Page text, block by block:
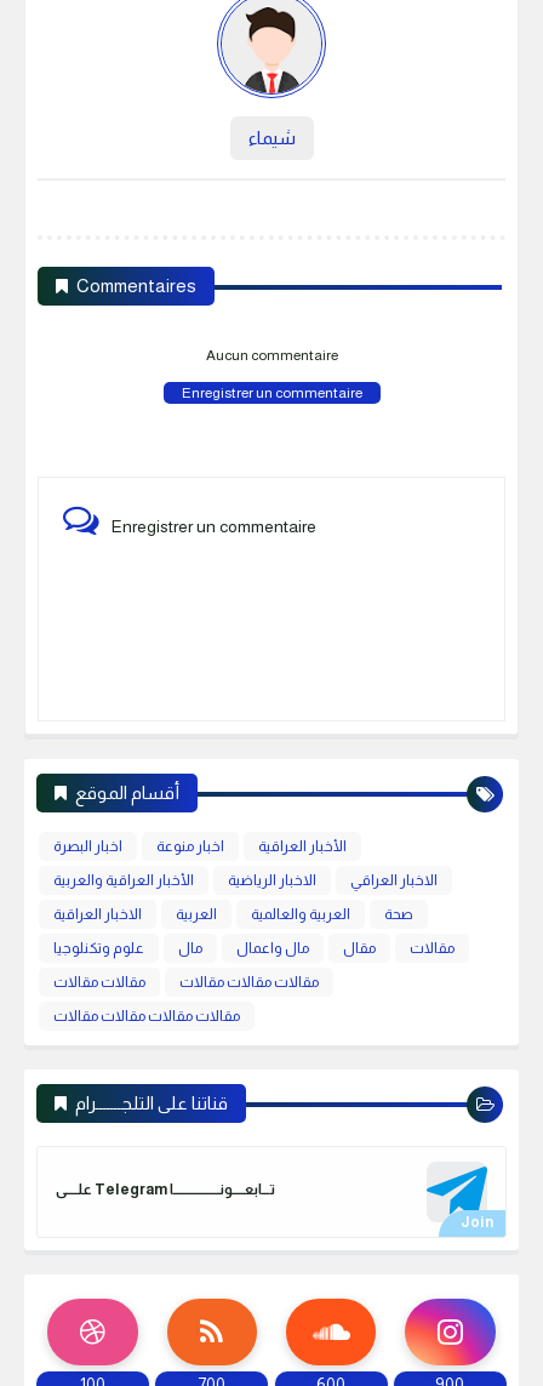
شيماء
Commentaires
Aucun commentaire
Enregistrer un commentaire
Enregistrer un commentaire
أقسام الموقع
اخبار البصرة اخبار منوعة
الأخبار العراقية
الأخبار العراقية والعربية
الاخبار الرياضية
الاخبار العراقي
الاخبار العراقية
العربية العربية والعالمية
صحة
علوم وتكنلوجيا
مال مال واعمال مقال
مقالات
مقالات مقالات
مقالات مقالات مقالات
مقالات مقالات مقالات مقالات
قناتنا على التلجـــــــرام
علـــــى Telegram تـــابعـــــونـــــــــــــــــــا